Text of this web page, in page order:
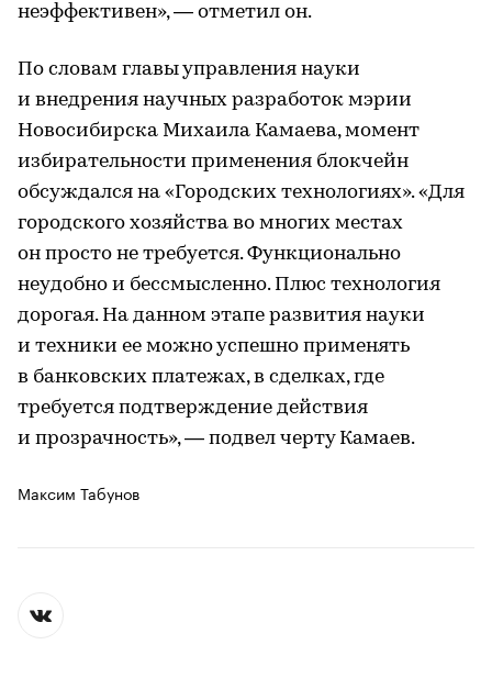
неэффективен», — отметил он.
По словам главы управления науки
и внедрения научных разработок мэрии
Новосибирска Михаила Камаева, момент
избирательности применения блокчейн
обсуждался на «Городских технологиях». «Для
городского хозяйства во многих местах
он просто не требуется. Функционально
неудобно и бессмысленно. Плюс технология
дорогая. На данном этапе развития науки
и техники ее можно успешно применять
в банковских платежах, в сделках, где
требуется подтверждение действия
и прозрачность», — подвел черту Камаев.
Максим Табунов